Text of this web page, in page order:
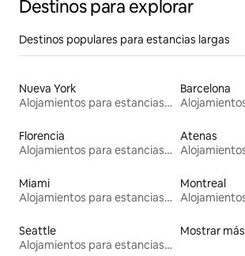
Destinos para explorar
Destinos populares para estancias largas
Nueva York
Alojamientos para estancias largas
Barcelona
Florencia
Alojamientos para estancias largas
Atenas
Miami
Alojamientos para estancias largas
Montreal
Seattle
Alojamientos para estancias largas
Mostrar más